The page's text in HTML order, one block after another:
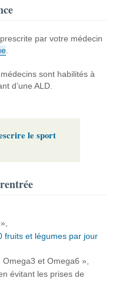
par votre médecin
sont habilités à
d’une ALD.
le sport
»,
fruits et légumes par jour
et Omega6 »,
évitant les prises de